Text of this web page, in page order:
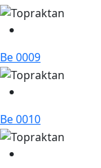
Be 0009
Be 0010